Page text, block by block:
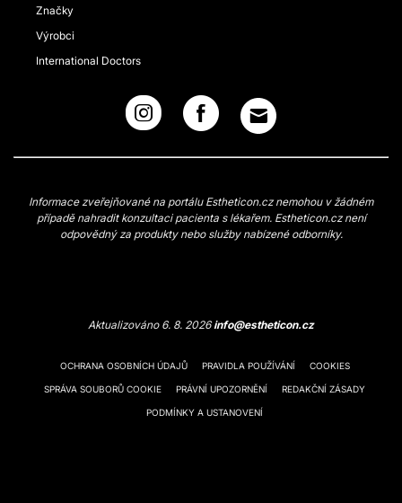
Značky
Výrobci
International Doctors
Informace zveřejňované na portálu Estheticon.cz nemohou v žádném
případě nahradit konzultaci pacienta s lékařem. Estheticon.cz není
odpovědný za produkty nebo služby nabízené odborníky.
Aktualizováno 6. 8. 2026info@estheticon.cz
OCHRANA OSOBNÍCH ÚDAJŮ PRAVIDLA POUŽÍVÁNÍ COOKIES
SPRÁVA SOUBORŮ COOKIE PRÁVNÍ UPOZORNĚNÍ REDAKČNÍ ZÁSADY
PODMÍNKY A USTANOVENÍ